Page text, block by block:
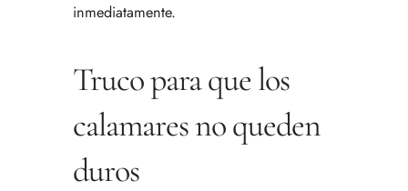
inmediatamente.
Truco para que los
calamares no queden
duros